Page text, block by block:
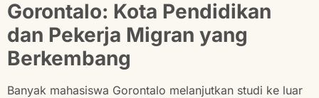
Gorontalo: Kota Pendidikan
dan Pekerja Migran yang
Berkembang
Banyak mahasiswa Gorontalo melanjutkan studi ke luar